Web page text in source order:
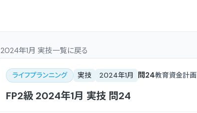
2024年1月 実技一覧に戻る
ライフプランニング 実技 2024年1月 問24教育資金計画
FP2級 2024年1月 実技 問24